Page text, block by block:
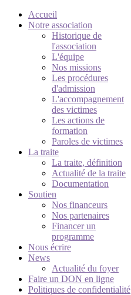
Accueil
Notre association
Historique de
l'association
L'équipe
Nos missions
Les procédures
d'admission
L'accompagnement
des victimes
Les actions de
formation
Paroles de victimes
La traite
La traite, définition
Actualité de la traite
Documentation
Soutien
Nos financeurs
Nos partenaires
Financer un
programme
Nous écrire
News
Actualité du foyer
Faire un DON en ligne
Politiques de confidentialité